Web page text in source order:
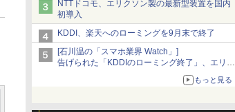
NTTドコモ、エリクソン製の最新型装置を国内
初導入
KDDI、楽天へのローミングを9月末で終了
[石川温の「スマホ業界 Watch」]
告げられた「KDDIのローミング終了」、エリア
マップの落とし穴と楽天モバイルの課題
もっと見る